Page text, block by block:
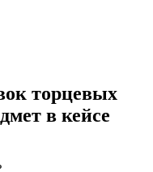
торцевых
в кейсе